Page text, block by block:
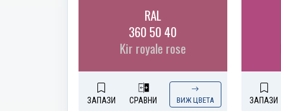
RAL
360 50 40
Kir royale rose
ЗАПАЗИ СРАВНИ ВИЖ ЦВЕТА ЗАПАЗИ